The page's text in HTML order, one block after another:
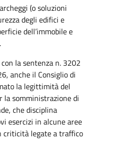
(o soluzioni
degli edifici e
dell’immobile e
la sentenza n. 3202
anche il Consiglio di
la legittimità del
la somministrazione di
che disciplina
esercizi in alcune aree
criticità legate a traffico